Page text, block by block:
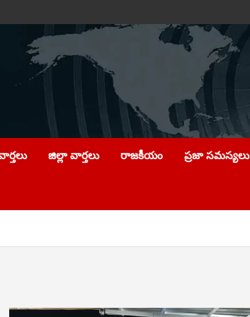
జిల్లా వార్తలు రాజకీయం ప్రజా సమస్యలు